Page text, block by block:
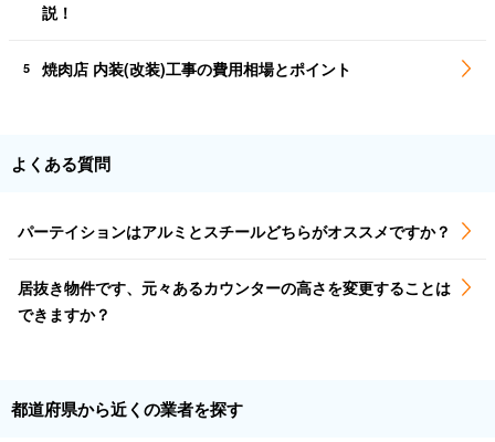
説！
5 焼肉店 内装(改装)工事の費用相場とポイント
よくある質問
パーテイションはアルミとスチールどちらがオススメですか？
居抜き物件です、元々あるカウンターの高さを変更することは
できますか？
都道府県から近くの業者を探す